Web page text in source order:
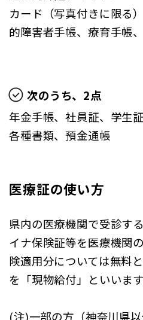
カード（写真付きに限る
的障害者手帳、療育手帳
次のうち、2点
年金手帳、社員証、学生
各種書類、預金通帳
医療証の使い方
県内の医療機関で受診す
イナ保険証等を医療機関
険適用分については無料
を「現物給付」といいます
(注)一部の方（神奈川県